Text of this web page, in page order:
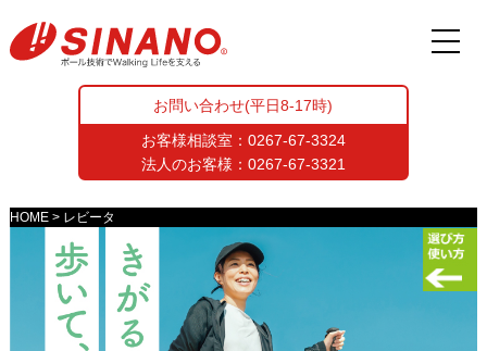
お問い合わせ(平日8-17時)
お客様相談室： 0267-67-3324
法人のお客様： 0267-67-3321
HOME レビータ